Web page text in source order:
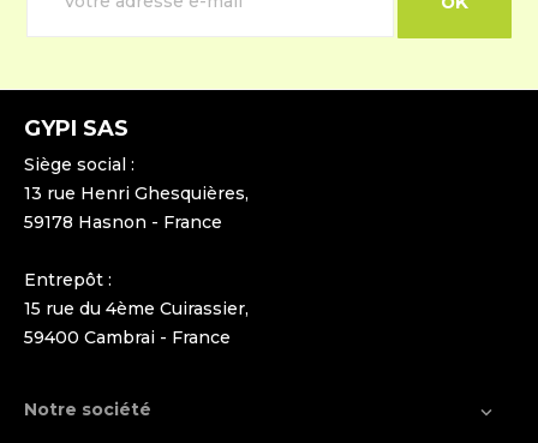
GYPI SAS
Siège social :
13 rue Henri Ghesquières,
59178 Hasnon - France
Entrepôt :
15 rue du 4ème Cuirassier,
59400 Cambrai - France
Notre société 